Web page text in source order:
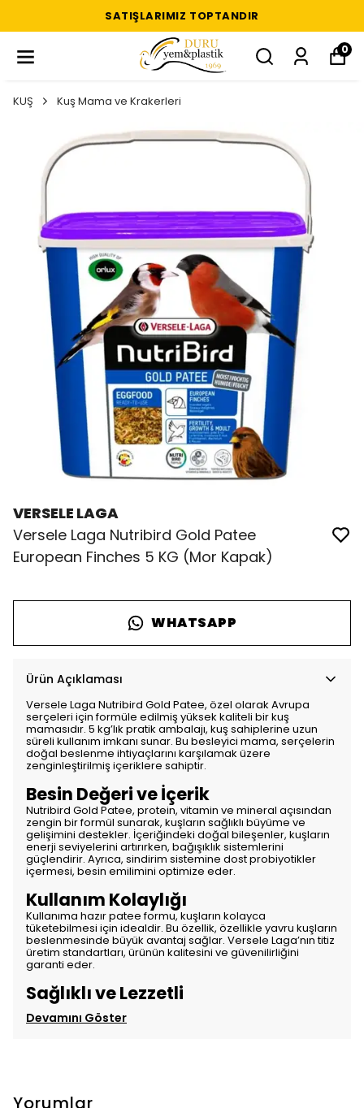
SATIŞLARIMIZ TOPTANDIR
0
KUŞ Kuş Mama ve Krakerleri
VERSELE LAGA
Versele Laga Nutribird Gold Patee
European Finches 5 KG (Mor Kapak)
WHATSAPP
Ürün Açıklaması
Versele Laga Nutribird Gold Patee, özel olarak Avrupa
serçeleri için formüle edilmiş yüksek kaliteli bir kuş
mamasıdır. 5 kg’lık pratik ambalajı, kuş sahiplerine uzun
süreli kullanım imkanı sunar. Bu besleyici mama, serçelerin
doğal beslenme ihtiyaçlarını karşılamak üzere
zenginleştirilmiş içeriklere sahiptir.
Besin Değeri ve İçerik
Nutribird Gold Patee, protein, vitamin ve mineral açısından
zengin bir formül sunarak, kuşların sağlıklı büyüme ve
gelişimini destekler. İçeriğindeki doğal bileşenler, kuşların
enerji seviyelerini artırırken, bağışıklık sistemlerini
güçlendirir. Ayrıca, sindirim sistemine dost probiyotikler
içermesi, besin emilimini optimize eder.
Kullanım Kolaylığı
Kullanıma hazır patee formu, kuşların kolayca
tüketebilmesi için idealdir. Bu özellik, özellikle yavru kuşların
beslenmesinde büyük avantaj sağlar. Versele Laga’nın titiz
üretim standartları, ürünün kalitesini ve güvenilirliğini
garanti eder.
Sağlıklı ve Lezzetli
Devamını Göster
Yorumlar